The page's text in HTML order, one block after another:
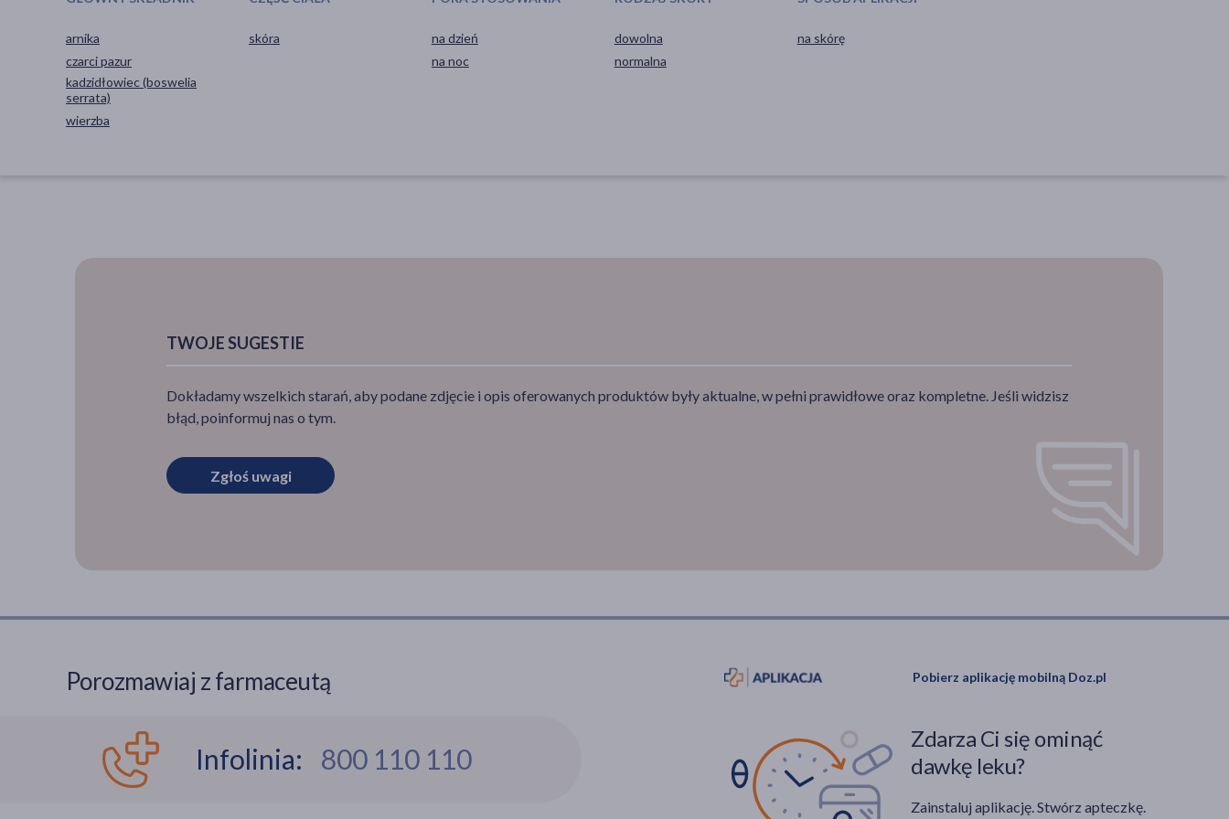
arnika
czarci pazur
kadzidłowiec (boswelia
serrata)
wierzba
skóra
na dzień
na noc
dowolna
normalna
na skórę
TWOJE SUGESTIE
Dokładamy wszelkich starań, aby podane zdjęcie i opis oferowanych produktów były aktualne, w pełni prawidłowe oraz kompletne. Jeśli widzisz
błąd, poinformuj nas o tym.
Zgłoś uwagi
Porozmawiaj z farmaceutą
Infolinia: 800 110 110
Pobierz aplikację mobilną Doz.pl
Zdarza Ci się ominąć
dawkę leku?
Zainstaluj aplikację. Stwórz apteczkę.